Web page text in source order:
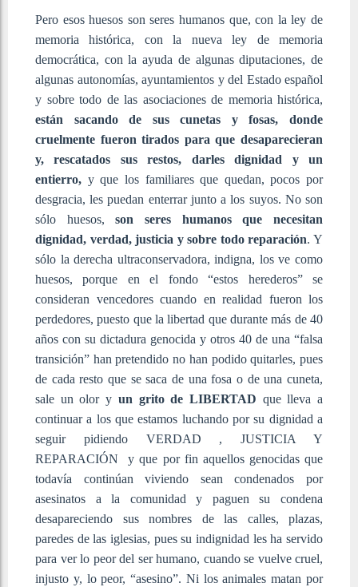
Pero esos huesos son seres humanos que, con la ley de
memoria histórica, con la nueva ley de memoria
democrática, con la ayuda de algunas diputaciones, de
algunas autonomías, ayuntamientos y del Estado español
y sobre todo de las asociaciones de memoria histórica,
están sacando de sus cunetas y fosas, donde
cruelmente fueron tirados para que desaparecieran
y, rescatados sus restos, darles dignidad y un
entierro, y que los familiares que quedan, pocos por
desgracia, les puedan enterrar junto a los suyos. No son
sólo huesos,son seres humanos que necesitan
dignidad, verdad, justicia y sobre todo reparación. Y
sólo la derecha ultraconservadora, indigna, los ve como
huesos, porque en el fondo “estos herederos” se
consideran vencedores cuando en realidad fueron los
perdedores, puesto que la libertad que durante más de 40
años con su dictadura genocida y otros 40 de una “falsa
transición” han pretendido no han podido quitarles, pues
de cada resto que se saca de una fosa o de una cuneta,
sale un olor y un grito de LIBERTAD que lleva a
continuar a los que estamos luchando por su dignidad a
seguir pidiendo VERDAD , JUSTICIA Y
REPARACIÓN y que por fin aquellos genocidas que
todavía continúan viviendo sean condenados por
asesinatos a la comunidad y paguen su condena
desapareciendo sus nombres de las calles, plazas,
paredes de las iglesias, pues su indignidad les ha servido
para ver lo peor del ser humano, cuando se vuelve cruel,
injusto y, lo peor, “asesino”. Ni los animales matan por